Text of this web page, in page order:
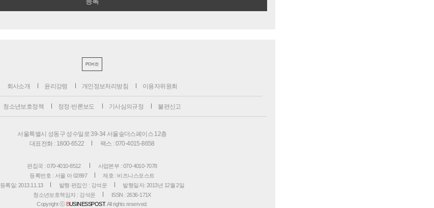
PC버전
회사소개 윤리강령 개인정보처리방침 이용자위원회
청소년보호정책 정정·반론보도 기사심의규정 불편신고
서울특별시 성동구 성수일로 39-34 서울숲더스페이스 12층
대표전화 : 1800-6522
팩스 : 070-4015-8658
편집국 : 070-4010-8512
사업본부 : 070-4010-7078
등록번호 : 서울 아 02897
제호 : 비즈니스포스트
등록일: 2013.11.13
발행·편집인 : 강석운
발행일자: 2013년 12월 2일
청소년보호책임자 : 강석운
ISSN : 2636-171X
Copyright ⓒ BUSINESSPOST. All rights reserved.